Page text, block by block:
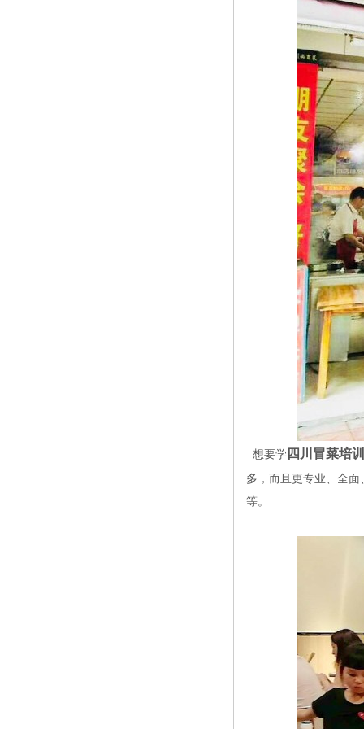
想要学 四川冒菜培训
多，而且更专业、全
等。